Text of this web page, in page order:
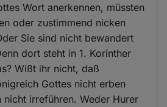
Wort anerkennen, müssten
oder zustimmend nicken
Sie sind nicht bewandert
dort steht in 1. Korinther
Wißt ihr nicht, daß
Gottes nicht erben
nicht irreführen. Weder Hurer